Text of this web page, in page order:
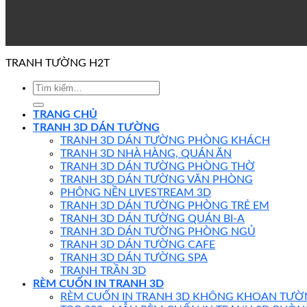
TRANH TƯỜNG H2T
TRANG CHỦ
TRANH 3D DÁN TƯỜNG
TRANH 3D DÁN TƯỜNG PHÒNG KHÁCH
TRANH 3D NHÀ HÀNG, QUÁN ĂN
TRANH 3D DÁN TƯỜNG PHÒNG THỜ
TRANH 3D DÁN TƯỜNG VĂN PHÒNG
PHÔNG NỀN LIVESTREAM 3D
TRANH 3D DÁN TƯỜNG PHÒNG TRẺ EM
TRANH 3D DÁN TƯỜNG QUÁN BI-A
TRANH 3D DÁN TƯỜNG PHÒNG NGỦ
TRANH 3D DÁN TƯỜNG CAFE
TRANH 3D DÁN TƯỜNG SPA
TRANH TRẦN 3D
RÈM CUỐN IN TRANH 3D
RÈM CUỐN IN TRANH 3D KHÔNG KHOAN